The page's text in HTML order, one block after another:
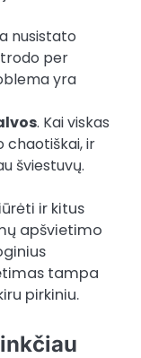
nusistato
per
yra
. Kai viskas
chaotiškai, ir
šviestuvų.
ir kitus
apšvietimo
tampa
pirkiniu.